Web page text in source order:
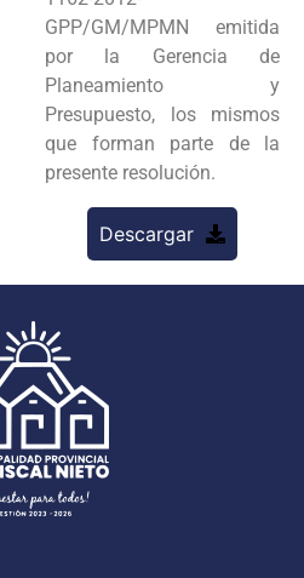
GPP/GM/MPMN emitida
por la Gerencia de
Planeamiento y
Presupuesto, los mismos
que forman parte de la
presente resolución.
Descargar